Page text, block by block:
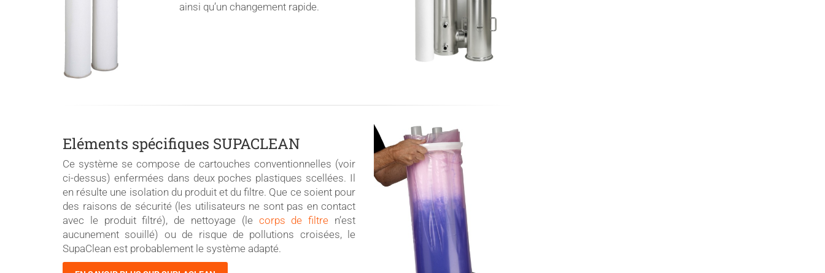
ainsi qu’un changement rapide.
Eléments spécifiques SUPACLEAN
Ce système se compose de cartouches conventionnelles (voir
ci-dessus) enfermées dans deux poches plastiques scellées. Il
en résulte une isolation du produit et du filtre. Que ce soient pour
des raisons de sécurité (les utilisateurs ne sont pas en contact
avec le produit filtré), de nettoyage (le corps de filtre n’est
aucunement souillé) ou de risque de pollutions croisées, le
SupaClean est probablement le système adapté.